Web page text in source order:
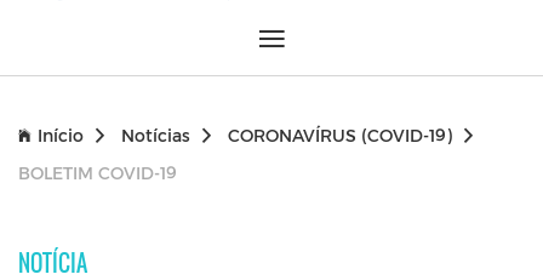
Início Notícias
CORONAVÍRUS (COVID-19)
BOLETIM COVID-19
NOTÍCIA